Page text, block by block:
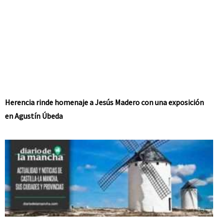
Herencia rinde homenaje a Jesús Madero con una exposición
en Agustín Úbeda